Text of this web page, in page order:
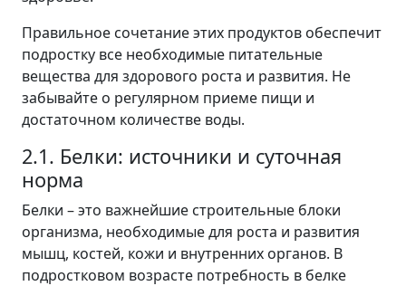
Правильное сочетание этих продуктов обеспечит
подростку все необходимые питательные
вещества для здорового роста и развития. Не
забывайте о регулярном приеме пищи и
достаточном количестве воды.
2.1. Белки: источники и суточная
норма
Белки – это важнейшие строительные блоки
организма, необходимые для роста и развития
мышц, костей, кожи и внутренних органов. В
подростковом возрасте потребность в белке